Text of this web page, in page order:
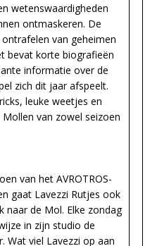
wetenswaardigheden
ontmaskeren. De
van geheimen
bevat korte biografieën
informatie over de
zich dit jaar afspeelt.
leuke weetjes en
van zowel seizoen
van het AVROTROS-
gaat Lavezzi Rutjes ook
naar de Mol. Elke zondag
in zijn studio de
Wat viel Lavezzi op aan